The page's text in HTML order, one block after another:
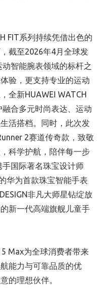
FIT系列持续凭借出色的
截至2026年4月全球发
智能腕表领域的标杆之
验，更支持专业的运动
全新HUAWEI WATCH
合多元时尚表达、运动
活搭档。同时，此次发
2赛道传奇款，致敬
科学护航，陪伴每一步
国际著名珠宝设计师
华为首款珠宝智能手表
非凡大师星钻绽放
新一代高端旗舰儿童手
Max为全球消费者带来
能力与可靠品质的优
的理想伙伴。